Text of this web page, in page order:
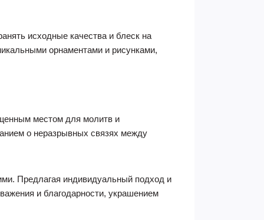
исходные качества и блеск на
орнаментами и рисунками,
местом для молитв и
о неразрывных связях между
Предлагая индивидуальный подход и
и благодарности, украшением